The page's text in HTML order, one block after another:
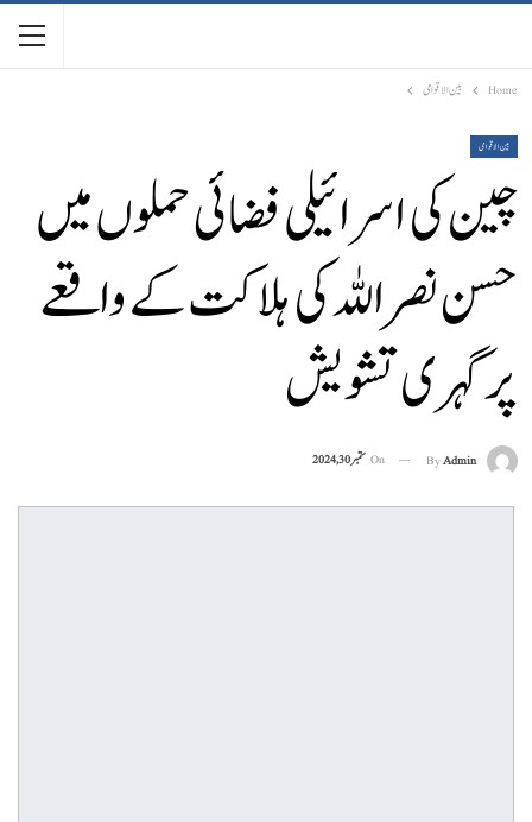
Home بین الاقوامی
بین الاقوامی
چین کی اسرائیلی فضائی حملوں میں
حسن نصراللہ کی ہلاکت کے واقعے
پر گہری تشویش
ByAdmin
On ستمبر 30, 2024